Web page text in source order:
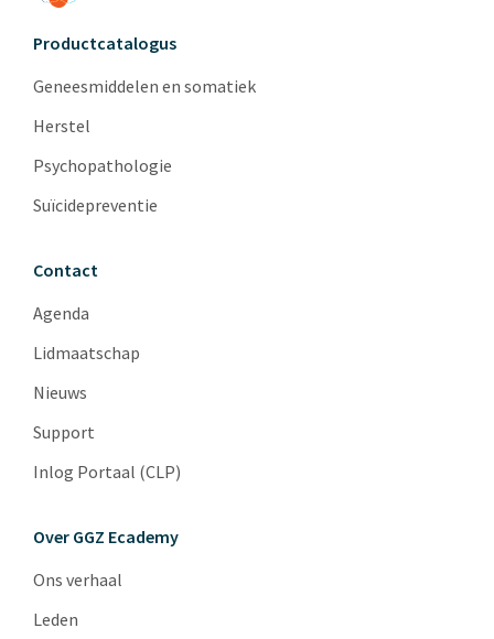
Productcatalogus
Geneesmiddelen en somatiek
Herstel
Psychopathologie
Suïcidepreventie
Contact
Agenda
Lidmaatschap
Nieuws
Support
Inlog Portaal (CLP)
Over GGZ Ecademy
Ons verhaal
Leden